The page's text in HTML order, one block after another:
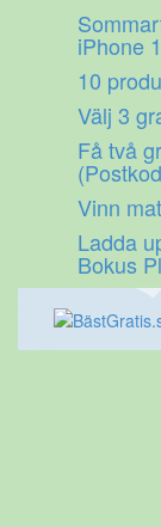
iPhone
10
Välj 3
Få två
Vinn
Ladda
Bokus